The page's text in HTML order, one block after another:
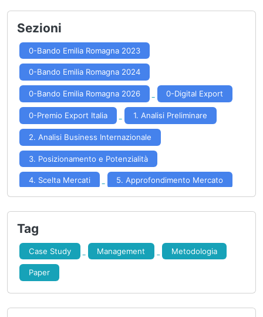
Sezioni
0-Bando Emilia Romagna 2023
0-Bando Emilia Romagna 2024
0-Bando Emilia Romagna 2026 0-Digital Export
0-Premio Export Italia 1. Analisi Preliminare
2. Analisi Business Internazionale
3. Posizionamento e Potenzialità
4. Scelta Mercati 5. Approfondimento Mercato
8. Controllo Risultati
Tag
Case Study Management Metodologia
Paper